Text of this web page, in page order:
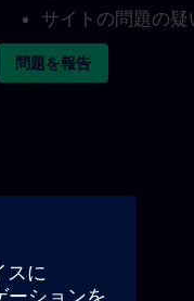
サイトの問題の疑
問題を報告